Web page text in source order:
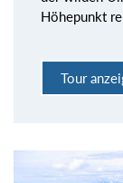
Höhepunkt
Tour